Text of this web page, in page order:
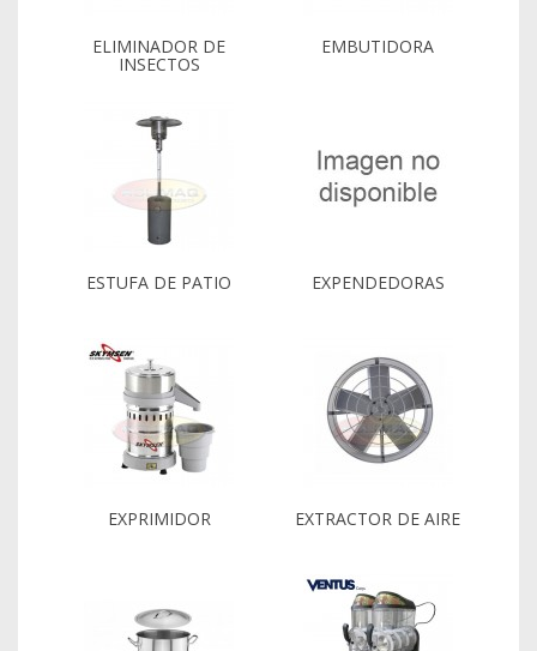
ELIMINADOR DE
INSECTOS
EMBUTIDORA
ESTUFA DE PATIO EXPENDEDORAS
EXPRIMIDOR EXTRACTOR DE AIRE